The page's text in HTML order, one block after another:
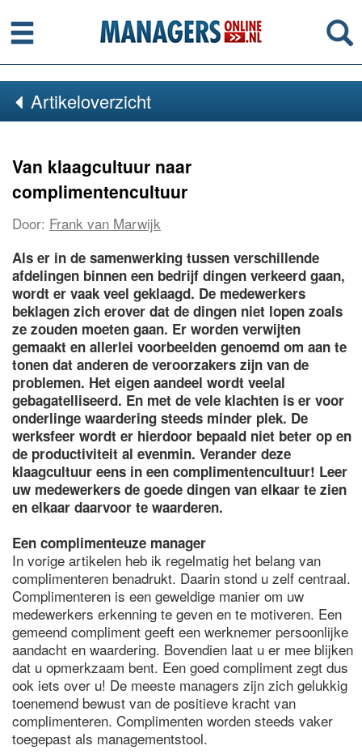
Menu
Artikeloverzicht
Van klaagcultuur naar
complimentencultuur
Door: Frank van Marwijk
Als er in de samenwerking tussen verschillende
afdelingen binnen een bedrijf dingen verkeerd gaan,
wordt er vaak veel geklaagd. De medewerkers
beklagen zich erover dat de dingen niet lopen zoals
ze zouden moeten gaan. Er worden verwijten
gemaakt en allerlei voorbeelden genoemd om aan te
tonen dat anderen de veroorzakers zijn van de
problemen. Het eigen aandeel wordt veelal
gebagatelliseerd. En met de vele klachten is er voor
onderlinge waardering steeds minder plek. De
werksfeer wordt er hierdoor bepaald niet beter op en
de productiviteit al evenmin. Verander deze
klaagcultuur eens in een complimentencultuur! Leer
uw medewerkers de goede dingen van elkaar te zien
en elkaar daarvoor te waarderen.
Een complimenteuze manager
In vorige artikelen heb ik regelmatig het belang van
complimenteren benadrukt. Daarin stond u zelf centraal.
Complimenteren is een geweldige manier om uw
medewerkers erkenning te geven en te motiveren. Een
gemeend compliment geeft een werknemer persoonlijke
aandacht en waardering. Bovendien laat u er mee blijken
dat u opmerkzaam bent. Een goed compliment zegt dus
ook iets over u! De meeste managers zijn zich gelukkig
toenemend bewust van de positieve kracht van
complimenteren. Complimenten worden steeds vaker
toegepast als managementstool.